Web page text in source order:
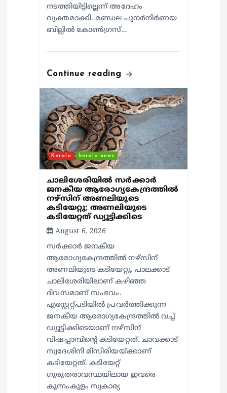
നടത്തിയിട്ടില്ലെന്ന് അദേഹം
വ്യക്തമാക്കി. മണ്ഡല പുനർനിർണയ
ബില്ലിൽ കോൺഗ്രസ്…
Continue reading
Kerala kerala news
ചാലിശേരിയില്‍ സര്‍ക്കാര്‍
ജനകീയ ആരോഗ്യകേന്ദ്രത്തില്‍
നഴ്സിന് അണലിയുടെ
കടിയേറ്റു; അണലിയുടെ
കടിയേറ്റത് ഡ്യൂട്ടിക്കിടെ
August 6, 2026
സര്‍ക്കാര്‍ ജനകീയ
ആരോഗ്യകേന്ദ്രത്തില്‍ നഴ്സിന്
അണലിയുടെ കടിയേറ്റു. പാലക്കാട്
ചാലിശേരിയിലാണ് കഴിഞ്ഞ
ദിവസമാണ് സംഭവം.
എസ്റ്റേറ്റ്പടിയില്‍ പ്രവര്‍ത്തിക്കുന്ന
ജനകീയ ആരോഗ്യകേന്ദ്രത്തില്‍ വച്ച്
ഡ്യൂട്ടിക്കിടെയാണ് നഴ്സിന്
വിഷപ്പാമ്പിന്റെ കടിയേറ്റത്. ചാവക്കാട്
സ്വദേശിനി മിസിരിയയ്ക്കാണ്
കടിയേറ്റത്. കടിയേറ്റ്
ഗുരുതരാവസ്ഥയിലായ ഇവരെ
കുന്നംകുളം സ്വകാര്യ